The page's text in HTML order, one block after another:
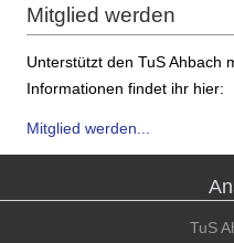
Mitglied werden
Unterstützt den TuS Ahbach
Informationen findet ihr hier:
Mitglied werden...
TuS